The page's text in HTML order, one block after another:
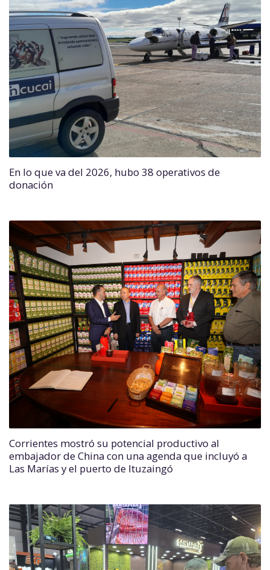
En lo que va del 2026, hubo 38 operativos de
donación
Corrientes mostró su potencial productivo al
embajador de China con una agenda que incluyó a
Las Marías y el puerto de Ituzaingó